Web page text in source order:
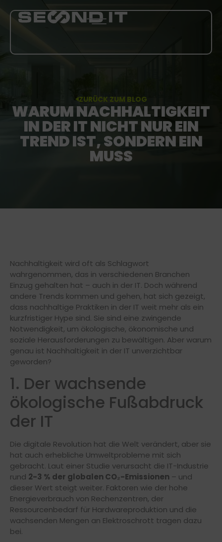
ÜBER UNS
BLOG
KARRIERE
ZURÜCK ZUM BLOG
WARUM NACHHALTIGKEIT
IN DER IT NICHT NUR EIN
TREND IST, SONDERN EIN
MUSS
Nachhaltigkeit wird oft als Schlagwort
wahrgenommen, das in verschiedenen Branchen
Einzug gehalten hat – auch in der IT. Doch während
andere Trends kommen und gehen, hat sich gezeigt,
dass nachhaltige Praktiken in der IT weit mehr als ein
kurzfristiger Hype sind. Sie sind eine zwingende
Notwendigkeit, um ökologische, ökonomische und
soziale Herausforderungen zu bewältigen. Aber warum
genau ist Nachhaltigkeit in der IT unverzichtbar
geworden?
1. Der wachsende
ökologische Fußabdruck
der IT
Die digitale Revolution hat die Welt verändert, aber sie
hat auch erhebliche Umweltprobleme mit sich
gebracht. Laut einer Studie verursacht die IT-Industrie
rund 2-3 % der globalen CO₂-Emissionen – und
dieser Wert steigt weiter. Faktoren wie der hohe
Energieverbrauch von Rechenzentren, der
Ressourcenbedarf für Hardwareproduktion und die
wachsenden Mengen an Elektroschrott tragen dazu
bei.